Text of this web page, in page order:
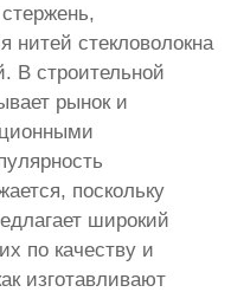
нитей стекловолокна
В строительной
рынок и
поскольку
широкий
по качеству и
изготавливают